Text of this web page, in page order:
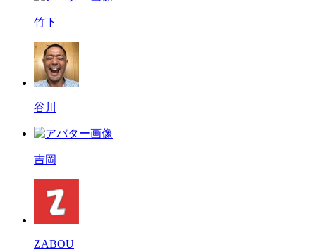
竹下
谷川
吉岡
ZABOU